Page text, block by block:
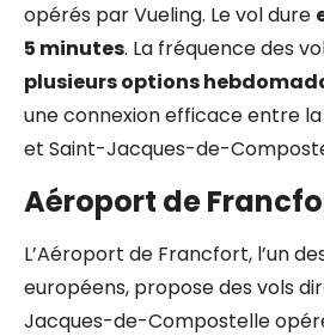
opérés par Vueling. Le vol dure
5 minutes. La fréquence des
plusieurs options
une connexion efficace entre
et Saint-Jacques-de-
Aéroport de
L’Aéroport de Francfort, l’un
européens, propose des vols
Jacques-de-Compostelle